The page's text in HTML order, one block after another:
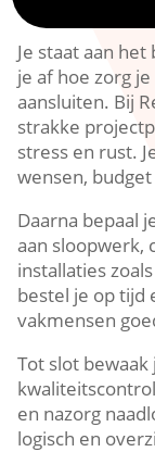
Je staat aan
je af hoe zorg
aansluiten.​ Bij
strakke
stress en rust.​
wensen,
Daarna bepaal
aan sloopwerk,
installaties
bestel je op tijd
vakmensen
Tot slot
en nazorg
logisch en